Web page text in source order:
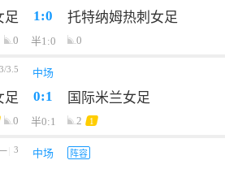
足 1:0 托特纳姆热刺女足
0 半1:0 0
3/3.5 中场
足 0:1 国际米兰女足
0 半0:1 2 1
3 中场 阵容